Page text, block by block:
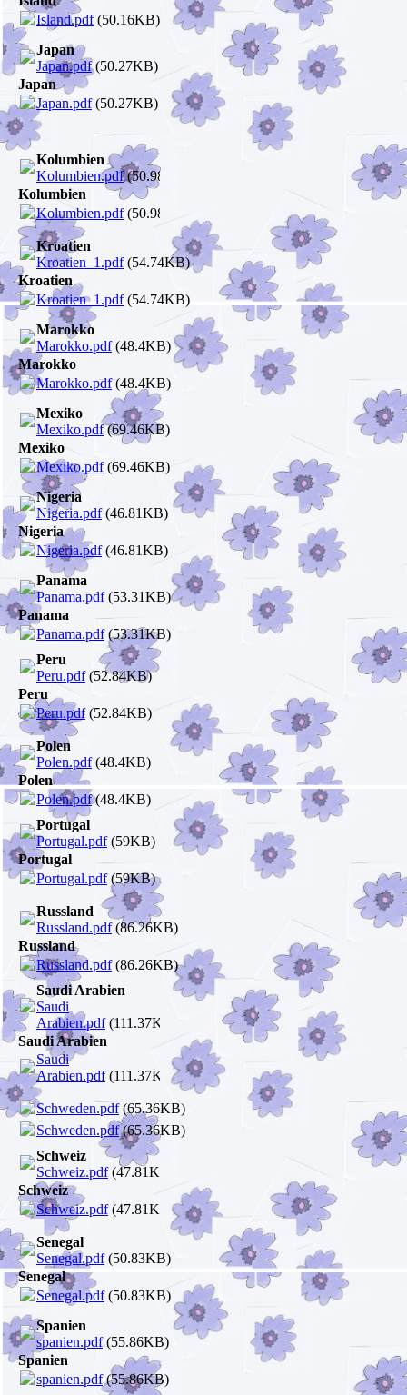
Island.pdf(50.16KB)
Japan
Japan.pdf(50.27KB)
Japan
Japan.pdf(50.27KB)
Kolumbien
Kolumbien.pdf(50.98KB)
Kolumbien
Kolumbien.pdf(50.98KB)
Kroatien
Kroatien_1.pdf(54.74KB)
Kroatien
Kroatien_1.pdf(54.74KB)
Marokko
Marokko.pdf(48.4KB)
Marokko
Marokko.pdf(48.4KB)
Mexiko
Mexiko.pdf(69.46KB)
Mexiko
Mexiko.pdf(69.46KB)
Nigeria
Nigeria.pdf(46.81KB)
Nigeria
Nigeria.pdf(46.81KB)
Panama
Panama.pdf(53.31KB)
Panama
Panama.pdf(53.31KB)
Peru
Peru.pdf(52.84KB)
Peru
Peru.pdf(52.84KB)
Polen
Polen.pdf(48.4KB)
Polen
Polen.pdf(48.4KB)
Portugal
Portugal.pdf(59KB)
Portugal
Portugal.pdf(59KB)
Russland
Russland.pdf(86.26KB)
Russland
Russland.pdf(86.26KB)
Saudi Arabien
Saudi
Arabien.pdf(111.37KB)
Saudi Arabien
Saudi
Arabien.pdf(111.37KB)
Schweden.pdf(65.36KB)
Schweden.pdf(65.36KB)
Schweiz
Schweiz.pdf(47.81KB)
Schweiz
Schweiz.pdf(47.81KB)
Senegal
Senegal.pdf(50.83KB)
Senegal
Senegal.pdf(50.83KB)
Spanien
spanien.pdf(55.86KB)
Spanien
spanien.pdf(55.86KB)